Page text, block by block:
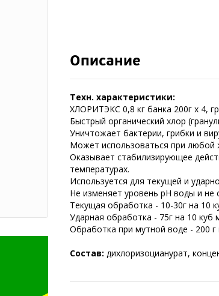
Описание
Техн. характеристики:
ХЛОРИТЭКС 0,8 кг банка 200г х 4,
Быстрый органический хлор
Уничтожает бактерии, грибки и
Может использоваться при любой
Оказывает стабилизирующее
температурах.
Используется для текущей и
Не изменяет уровень рН воды и не
Текущая обработка - 10-30г на 10
Ударная обработка - 75г на 10
Обработка при мутной воде - 200 г
Состав: дихлоризоцианурат,